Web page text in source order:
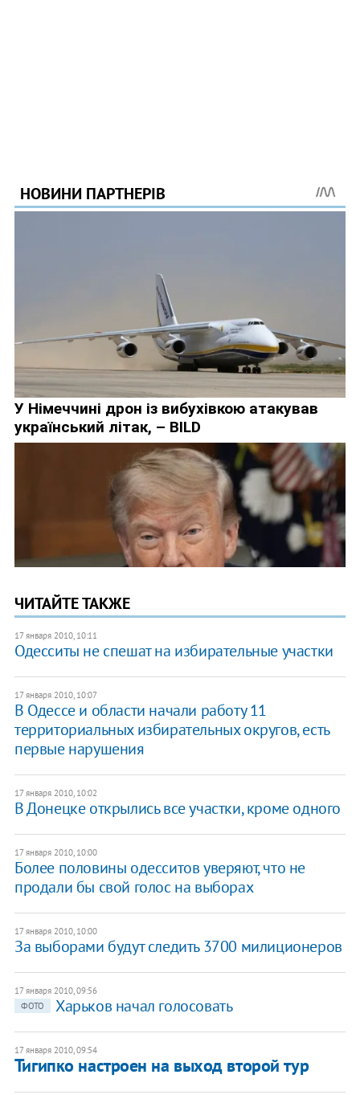
ЧИТАЙТЕ ТАКЖЕ
17 января 2010, 10:11
Одесситы не спешат на избирательные участки
17 января 2010, 10:07
В Одессе и области начали работу 11
территориальных избирательных округов, есть
первые нарушения
17 января 2010, 10:02
В Донецке открылись все участки, кроме одного
17 января 2010, 10:00
Более половины одесситов уверяют, что не
продали бы свой голос на выборах
17 января 2010, 10:00
За выборами будут следить 3700 милиционеров
17 января 2010, 09:56
ФОТО
Харьков начал голосовать
17 января 2010, 09:54
Тигипко настроен на выход второй тур